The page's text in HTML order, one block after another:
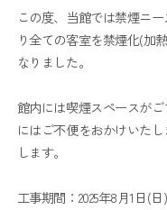
この度、当館では禁煙ニ
り全ての客室を禁煙化(加
なりました。
館内には喫煙スペースが
にはご不便をおかけいた
します。
工事期間：2025年8月1日